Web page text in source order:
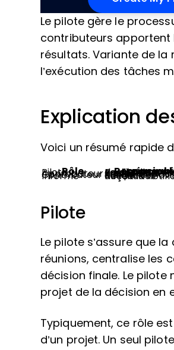
Le pilote gère le
contributeurs apportent
résultats. Variante de la
l’exécution des tâches
Explication
Voici un résumé rapide
Rôle Responsabilité
Pilote Facilite le processus de décision
ApprobateurPrend la décision finale
Contributeur Fournit des avis d’expert
Informé Reçoit la notification du résultat
Pilote
Le pilote s’assure que
réunions, centralise les
décision finale. Le
projet de la décision en
Typiquement, ce rôle
d’un projet. Un seul